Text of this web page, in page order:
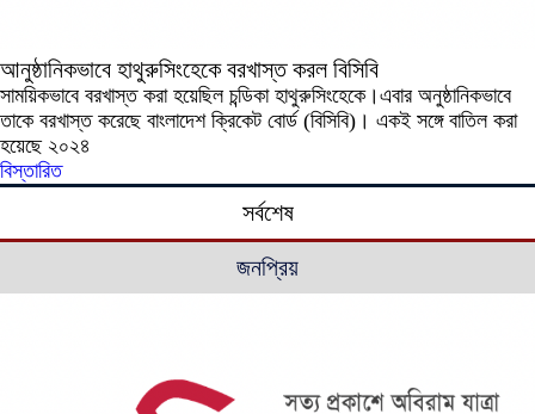
আনুষ্ঠানিকভাবে হাথুরুসিংহেকে বরখাস্ত করল বিসিবি
সাময়িকভাবে বরখাস্ত করা হয়েছিল চন্ডিকা হাথুরুসিংহেকে।এবার অনুষ্ঠানিকভাবে
তাকে বরখাস্ত করেছে বাংলাদেশ ক্রিকেট বোর্ড (বিসিবি)। একই সঙ্গে বাতিল করা
হয়েছে ২০২৪
বিস্তারিত
সর্বশেষ
জনপ্রিয়